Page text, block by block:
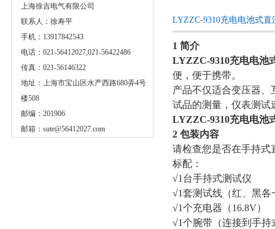
上海徐吉电气有限公司
联系人：徐寿平
手机：13917842543
电话：021-56412027,021-56422486
传真：021-56146322
地址：上海市宝山区水产西路680弄4号
楼508
邮编：201906
邮箱： sute@56412027.com
LYZZC-9310充电电池式
1 简介
LYZZC-9310充电电池
便，便于携带。
产品不仅适合变压器、
试品的测量，仪表测试
LYZZC-9310充电电池
2 包装内容
请检查您是否在手持式
标配：
√1台手持式测试仪
√1套测试线（红、黑各
√1个充电器（16.8V）
√1个腕带（连接到手持